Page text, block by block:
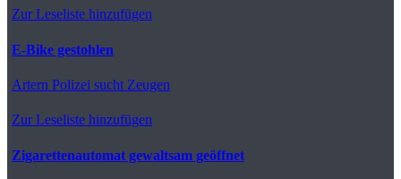
Zur Leseliste hinzufügen
E-Bike gestohlen
Artern Polizei sucht Zeugen
Zur Leseliste hinzufügen
Zigarettenautomat gewaltsam geöffnet